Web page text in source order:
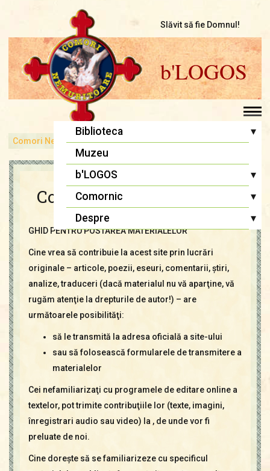
Slăvit să fie Domnul!
b'LOGOS
Biblioteca ▾
Fr. Ioan Marini
Muzeu
b'LOGOS
▾
Lupta cea bună
Multimedia
Pagina copiilor
Comornic ▾
Biblia Ortodoxă
Psaltirea
Rugăciuni
Icoane
Mărgăritare
Glosar
Repere
Despre ▾
Condiții de Colaborare
Contact
Comori Nemuritoare bLOGOS Condiţii de Colaborare
Condiţii de Colaborare
GHID PENTRU POSTAREA MATERIALELOR
Cine vrea să contribuie la acest site prin lucrări
originale – articole, poezii, eseuri, comentarii, ştiri,
analize, traduceri (dacă materialul nu vă aparţine, vă
rugăm atenţie la drepturile de autor!) – are
următoarele posibilităţi:
să le transmită la adresa oficială a site-ului
sau să folosească formularele de transmitere a
materialelor
Cei nefamiliarizaţi cu programele de editare online a
textelor, pot trimite contribuţiile lor (texte, imagini,
înregistrari audio sau video) la , de unde vor fi
preluate de noi.
Cine doreşte să se familiarizeze cu specificul